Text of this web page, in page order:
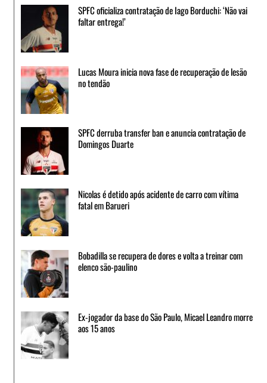
SPFC oficializa contratação de Iago Borduchi: ‘Não vai
faltar entrega!’
Lucas Moura inicia nova fase de recuperação de lesão
no tendão
SPFC derruba transfer ban e anuncia contratação de
Domingos Duarte
Nicolas é detido após acidente de carro com vítima
fatal em Barueri
Bobadilla se recupera de dores e volta a treinar com
elenco são-paulino
Ex-jogador da base do São Paulo, Micael Leandro morre
aos 15 anos